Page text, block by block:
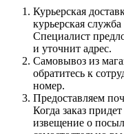
Курьерская
курьерская
Специалист
и уточнит адрес.
Самовывоз из
обратитесь к
номер.
Предоставляем
Когда заказ
извещение о